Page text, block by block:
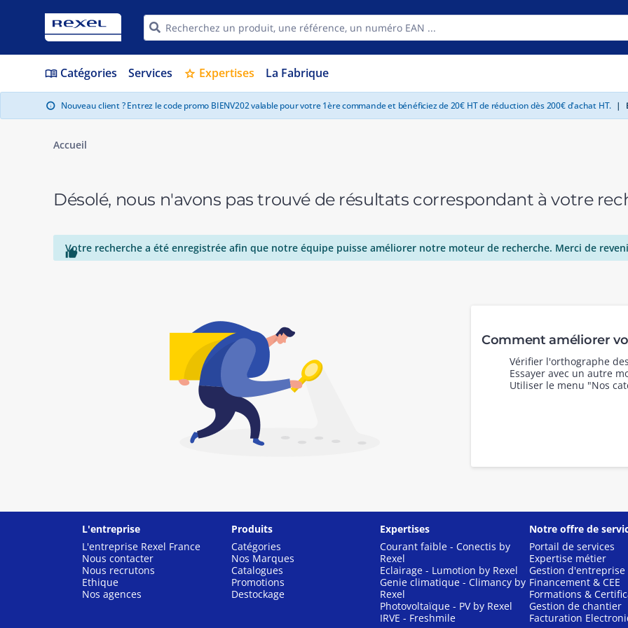
menu_book Catégories Services star Expertises La Fabrique
info Nouveau client ? Entrez le code promo BIENV202 valable pour votre 1ère commande et bénéficiez de 20€ HT de réduction dès 200€ d'achat HT. |
Accueil
Désolé, nous n'avons pas trouvé de résultats correspondant à votre

Votre recherche a été enregistrée afin que notre équipe puisse améliorer notre moteur de recherche. Merci de
Comment améliorer
Vérifier l'orthographe
Essayer avec un autre
Utiliser le menu "Nos
L'entreprise
L'entreprise Rexel France
Nous contacter
Nous recrutons
Ethique
Nos agences
Produits
Catégories
Nos Marques
Catalogues
Promotions
Destockage
Expertises
Courant faible - Conectis by
Rexel
Eclairage - Lumotion by Rexel
Genie climatique - Climancy by
Rexel
Photovoltaïque - PV by Rexel
IRVE - Freshmile
Notre offre de
Portail de services
Expertise métier
Gestion d'entreprise
Financement & CEE
Formations &
Gestion de chantier
Facturation